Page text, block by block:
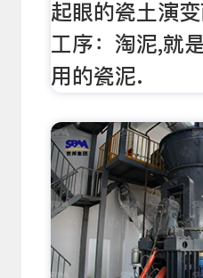
起眼的瓷土演
工序：淘泥,就
用的瓷泥.